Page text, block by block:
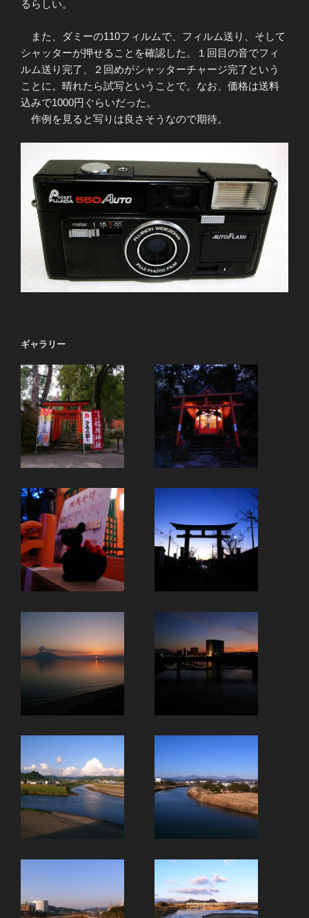
るらしい。
また、ダミーの110フィルムで、フィルム送り、そして
シャッターが押せることを確認した。１回目の音でフィ
ルム送り完了、２回めがシャッターチャージ完了という
ことに。晴れたら試写ということで。なお、価格は送料
込みで1000円ぐらいだった。
作例を見ると写りは良さそうなので期待。
ギャラリー